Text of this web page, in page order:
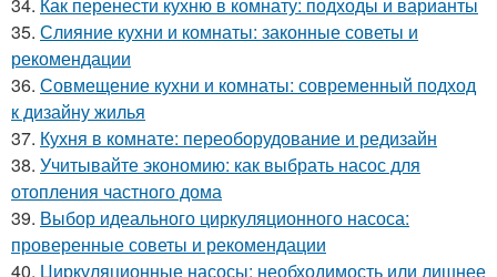
35. Слияние кухни и комнаты: законные советы и
рекомендации
36. Совмещение кухни и комнаты: современный подход
к дизайну жилья
37. Кухня в комнате: переоборудование и редизайн
38. Учитывайте экономию: как выбрать насос для
отопления частного дома
39. Выбор идеального циркуляционного насоса:
проверенные советы и рекомендации
40. Циркуляционные насосы: необходимость или лишнее